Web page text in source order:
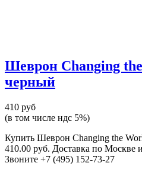
Шеврон Changing
черный
410 руб
(в том числе ндс 5%)
Купить Шеврон Changing the
410.00 руб. Доставка по Москве
Звоните +7 (495) 152-73-27